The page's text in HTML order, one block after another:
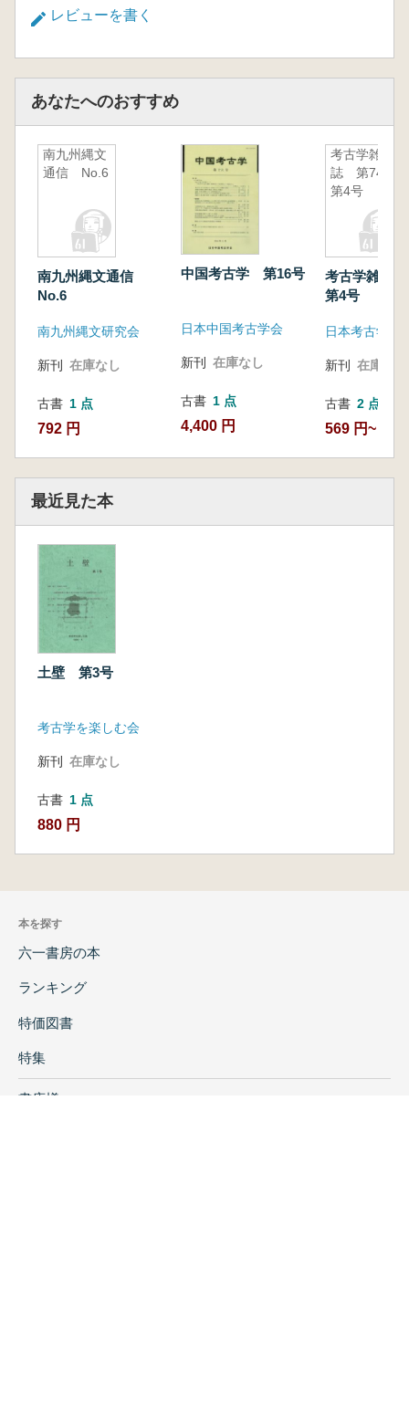
レビューを書く
あなたへのおすすめ
南九州縄文
通信 No.6
南九州縄文通信
No.6
南九州縄文研究会
新刊 在庫なし
古書 1 点
792 円
中国考古学 第16号
日本中国考古学会
新刊 在庫なし
古書 1 点
4,400 円
考古学雑
誌 第74巻
第4号
考古学雑誌
第4号
日本考古学会
新刊 在庫なし
古書 2 点
569 円~
最近見た本
土壁 第3号
考古学を楽しむ会
新刊 在庫なし
古書 1 点
880 円
本を探す
六一書房の本
ランキング
特価図書
特集
書店様へ